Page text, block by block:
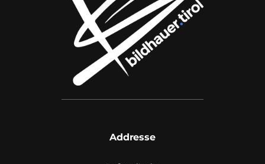
Addresse